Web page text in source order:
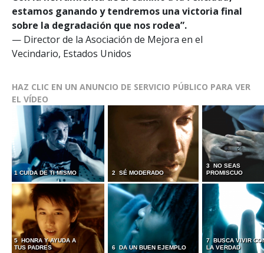
estamos ganando y tendremos una victoria final
sobre la degradación que nos rodea”.
— Director de la Asociación de Mejora en el
Vecindario, Estados Unidos
HAZ CLIC EN UN ANUNCIO DE SERVICIO PÚBLICO PARA VER
EL VÍDEO
1 CUIDA DE TI MISMO 2 SÉ MODERADO
3 NO SEAS
PROMISCUO
5 HONRA Y AYUDA A
TUS PADRES
6 DA UN BUEN EJEMPLO
7 BUSCA VIVIR
LA VERDAD